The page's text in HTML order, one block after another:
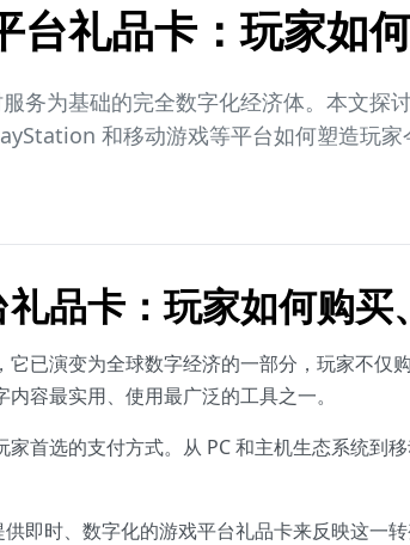
台礼品卡：玩家如
务为基础的完全数字化经济体。本文探
和移动游戏等平台如何塑造玩家
品卡：玩家如何购买
已演变为全球数字经济的一部分，玩家不仅
容最实用、使用最广泛的工具之一。
首选的支付方式。从 PC 和主机生态系统到
即时、数字化的游戏平台礼品卡来反映这一